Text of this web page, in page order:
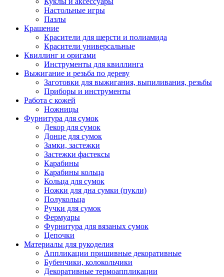
Настольные игры
Пазлы
Крашение
Красители для шерсти и полиамида
Красители универсальные
Квиллинг и оригами
Инструменты для квиллинга
Выжигание и резьба по дереву
Заготовки для выжигания, выпиливания, резьбы
Приборы и инструменты
Работа с кожей
Ножницы
Фурнитура для сумок
Декор для сумок
Донце для сумок
Замки, застежки
Застежки фастексы
Карабины
Карабины кольца
Кольца для сумок
Ножки для дна сумки (пукли)
Полукольца
Ручки для сумок
Фермуары
Фурнитура для вязаных сумок
Цепочки
Материалы для рукоделия
Аппликации пришивные декоративные
Бубенчики, колокольчики
Декоративные термоаппликации